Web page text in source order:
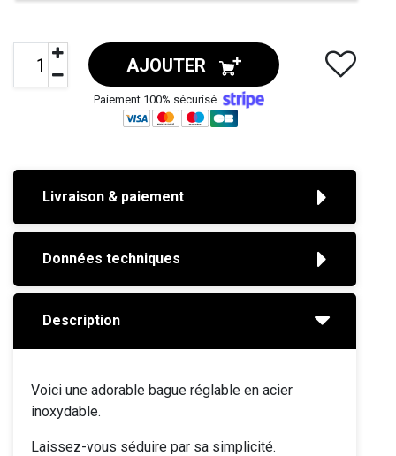
AJOUTER
Paiement 100% sécurisé
Livraison & paiement
Données techniques
Description
Voici une adorable bague réglable en acier
inoxydable.
Laissez-vous séduire par sa simplicité.